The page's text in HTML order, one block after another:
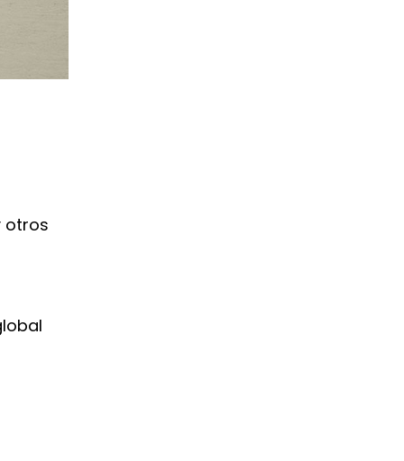
otros